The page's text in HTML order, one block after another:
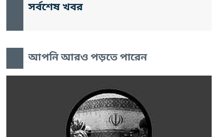
সর্বশেষ খবর
আপনি আরও পড়তে পারেন